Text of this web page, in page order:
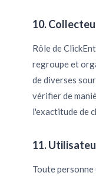
10.
Rôle de
regroupe et
de diverses
vérifier de
l'exactitude de
11.
Toute